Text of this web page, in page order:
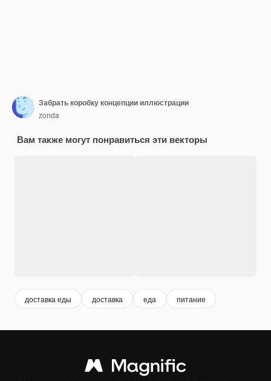
Забрать коробку концепции иллюстрации
zonda
Вам также могут понравиться эти векторы
доставка еды доставка еда питание